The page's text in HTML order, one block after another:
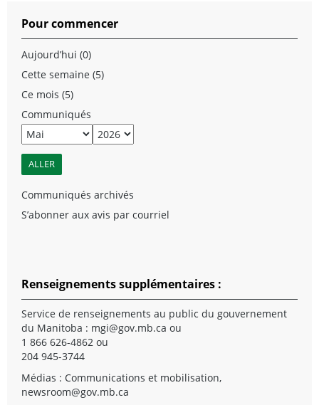
Pour commencer
Aujourd’hui (0)
Cette semaine (5)
Ce mois (5)
Communiqués
Communiqués archivés
S’abonner aux avis par courriel
Renseignements supplémentaires :
Service de renseignements au public du gouvernement
du Manitoba : mgi@gov.mb.ca ou
1 866 626-4862 ou
204 945-3744
Médias : Communications et mobilisation,
newsroom@gov.mb.ca